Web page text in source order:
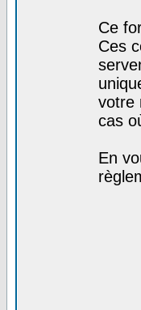
Ce
Ces
votre
cas
En